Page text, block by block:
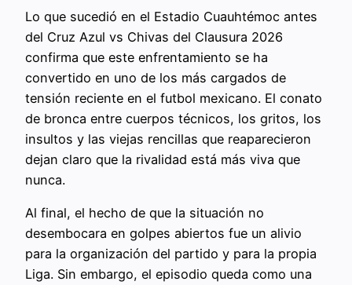
Lo que sucedió en el Estadio Cuauhtémoc antes
del Cruz Azul vs Chivas del Clausura 2026
confirma que este enfrentamiento se ha
convertido en uno de los más cargados de
tensión reciente en el futbol mexicano. El conato
de bronca entre cuerpos técnicos, los gritos, los
insultos y las viejas rencillas que reaparecieron
dejan claro que la rivalidad está más viva que
nunca.
Al final, el hecho de que la situación no
desembocara en golpes abiertos fue un alivio
para la organización del partido y para la propia
Liga. Sin embargo, el episodio queda como una